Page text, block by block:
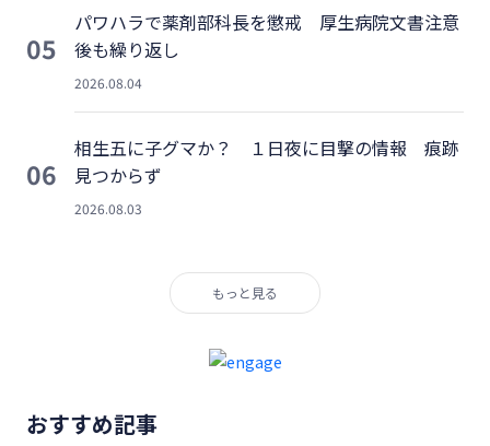
05
パワハラで薬剤部科長を懲戒 厚生病院文書注意
後も繰り返し
2026.08.04
06
相生五に子グマか？ １日夜に目撃の情報 痕跡
見つからず
2026.08.03
もっと見る
おすすめ記事